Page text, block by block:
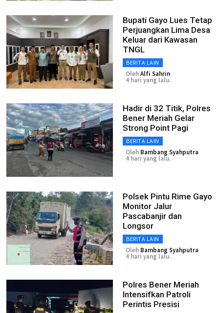
Bupati Gayo Lues Tetap
Perjuangkan Lima Desa
Keluar dari Kawasan
TNGL
BERITA LAIN
OlehAlfi Sahrin
4 hari yang lalu.
Hadir di 32 Titik, Polres
Bener Meriah Gelar
Strong Point Pagi
BERITA LAIN
Oleh Bambang Syahputra
4 hari yang lalu.
Polsek Pintu Rime Gayo
Monitor Jalur
Pascabanjir dan
Longsor
BERITA LAIN
Oleh Bambang Syahputra
4 hari yang lalu.
Polres Bener Meriah
Intensifkan Patroli
Perintis Presisi